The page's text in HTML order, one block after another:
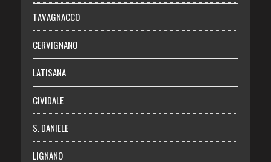
Chi siamo
Abbonati
Login
TAVAGNACCO
CERVIGNANO
LATISANA
CIVIDALE
S. DANIELE
LIGNANO